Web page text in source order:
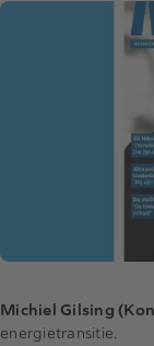
Michiel Gilsing
energietransitie.